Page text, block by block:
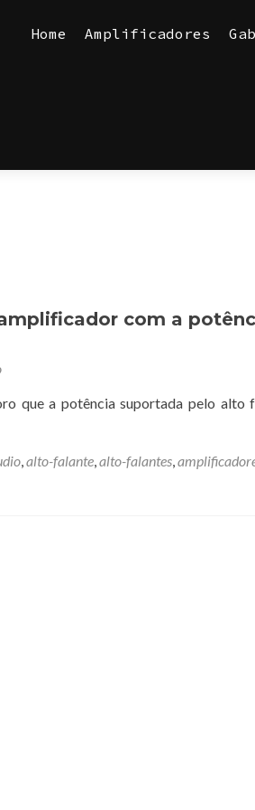
to
Home Amplificadores
com a
que a potência suportada pelo alto
,alto-falante,alto-falantes,